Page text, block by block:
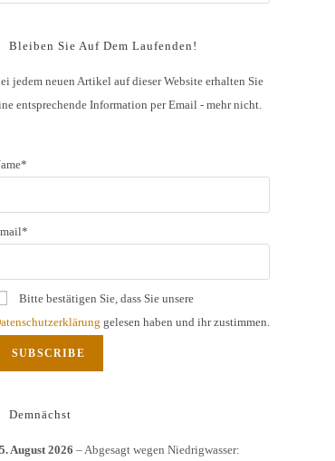
Escape
Bleiben Sie Auf Dem Laufenden!
jedem neuen Artikel auf dieser Website erhalten Sie
entsprechende Information per Email - mehr nicht.
Bitte bestätigen Sie, dass Sie unsere
gelesen haben und ihr zustimmen.
Demnächst
August 2026 – Abgesagt wegen Niedrigwasser: